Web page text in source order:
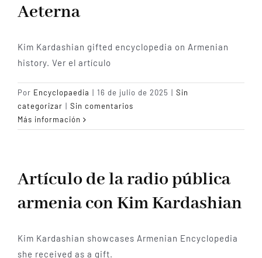
Aeterna
Kim Kardashian gifted encyclopedia on Armenian
history. Ver el artículo
Por Encyclopaedia | 16 de julio de 2025 | Sin
categorizar | Sin comentarios
Más información
Artículo de la radio pública
armenia con Kim Kardashian
Kim Kardashian showcases Armenian Encyclopedia
she received as a gift.